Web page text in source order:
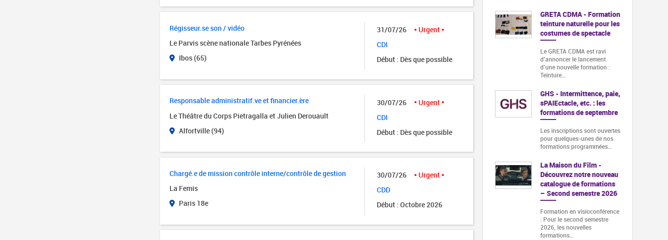
Régisseur.se son / vidéo
Le Parvis scène nationale Tarbes Pyrénées
Ibos (65)
31/07/26
Urgent
CDI
Début : Dès que possible
Responsable administratif.ve et financier.ère
Le Théâtre du Corps Pietragalla et Julien Derouault
Alfortville (94)
30/07/26
Urgent
CDI
Début : Dès que possible
Chargé.e de mission contrôle interne/contrôle de gestion
La Femis
Paris 18e
30/07/26
Urgent
CDD
Début : Octobre 2026
GRETA CDMA - Formation
teinture naturelle pour les
costumes de spectacle
Le GRETA CDMA est ravi
d'annoncer le lancement
d'une nouvelle formation :
Teinture…
GHS - Intermittence, paie,
sPAIEctacle, etc. : les
formations de septembre
Les inscriptions sont ouvertes
pour quelques-unes de nos
formations programmées…
La Maison du Film -
Découvrez notre nouveau
catalogue de formations
– Second semestre 2026
Formation en visioconférence
: Pour le second semestre
2026, les nouvelles
formations…